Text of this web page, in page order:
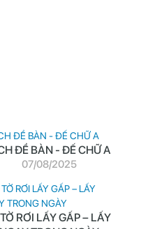
ĐỂ BÀN - ĐẾ CHỮ A
07/08/2025
RƠI LẤY GẤP – LẤY